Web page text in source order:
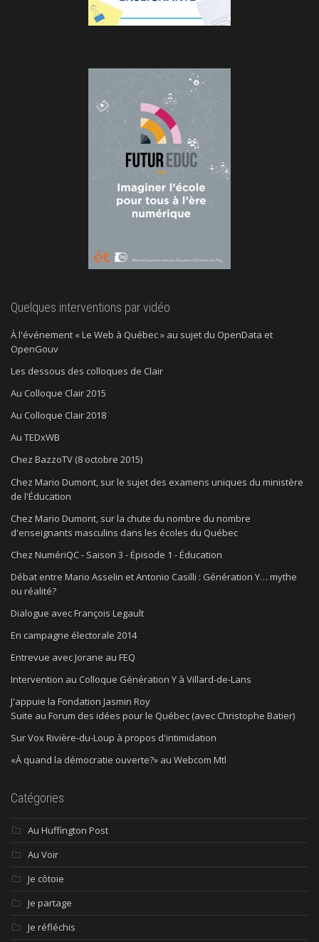
Quelques interventions par vidéo
À l'événement « Le Web à Québec » au sujet du OpenData et
OpenGouv
Les dessous des colloques de Clair
Au Colloque Clair 2015
Au Colloque Clair 2018
Au TEDxWB
Chez BazzoTV (8 octobre 2015)
Chez Mario Dumont, sur le sujet des examens uniques du ministère
de l'Éducation
Chez Mario Dumont, sur la chute du nombre du nombre
d'enseignants masculins dans les écoles du Québec
Chez NumériQC - Saison 3 - Épisode 1 - Éducation
Débat entre Mario Asselin et Antonio Casilli : Génération Y… mythe
ou réalité?
Dialogue avec François Legault
En campagne électorale 2014
Entrevue avec Jorane au FEQ
Intervention au Colloque Génération Y à Villard-de-Lans
J'appuie la Fondation Jasmin Roy
Suite au Forum des idées pour le Québec (avec Christophe Batier)
Sur Vox Rivière-du-Loup à propos d'intimidation
«À quand la démocratie ouverte?» au Webcom Mtl
Catégories
Au Huffington Post
Au Voir
Je côtoie
Je partage
Je réfléchis